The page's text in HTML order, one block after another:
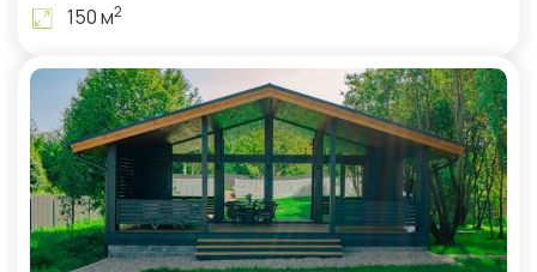
150 м2